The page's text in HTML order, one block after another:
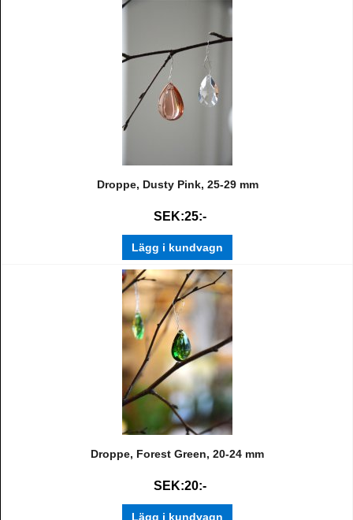
Droppe, Dusty Pink, 25-29 mm
SEK:25:-
Lägg i kundvagn
Droppe, Forest Green, 20-24 mm
SEK:20:-
Lägg i kundvagn